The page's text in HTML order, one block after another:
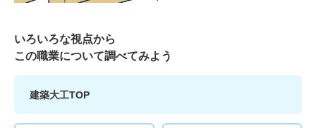
いろいろな視点から
この職業について調べてみよう
建築大工TOP